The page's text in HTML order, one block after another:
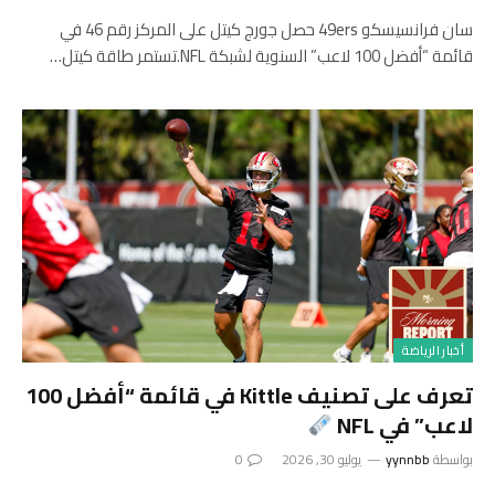
سان فرانسيسكو 49ers حصل جورج كيتل على المركز رقم 46 في
قائمة “أفضل 100 لاعب” السنوية لشبكة NFL.تستمر طاقة كيتل…
أخبار الرياضة
تعرف على تصنيف Kittle في قائمة “أفضل 100
لاعب” في NFL
بواسطةyynnbb يوليو 30, 2026 0